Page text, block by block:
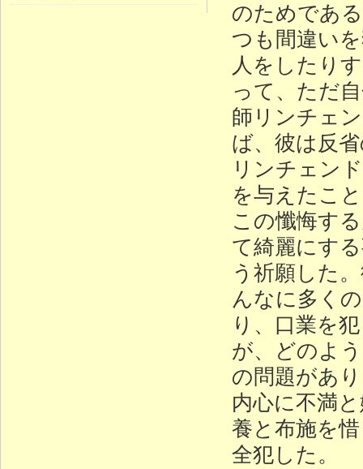
のためであ
つも間違い
人をしたり
って、ただ
師リンチェ
ば、彼は反
リンチェン
を与えたこ
この懺悔す
て綺麗にす
う祈願した
んなに多く
り、口業を
が、どのよ
の問題があ
内心に不満
養と布施を
全犯した。